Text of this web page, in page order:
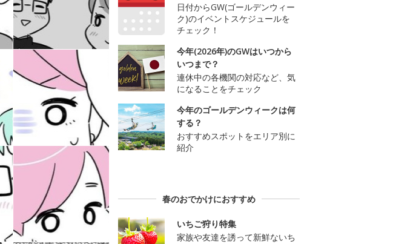
日付からGW(ゴールデンウィー
ク)のイベントスケジュールを
チェック！
今年(2026年)のGWはいつから
いつまで？
連休中の各機関の対応など、気
になることをチェック
今年のゴールデンウィークは何
する？
おすすめスポットをエリア別に
紹介
春のおでかけにおすすめ
いちご狩り特集
家族や友達を誘って新鮮ないち